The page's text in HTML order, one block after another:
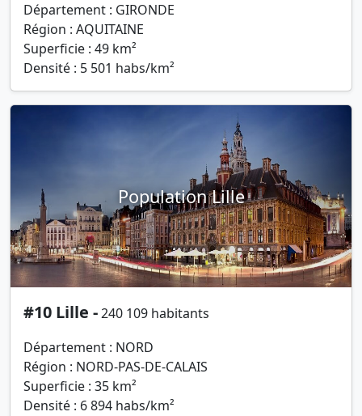
Département : GIRONDE
Région : AQUITAINE
Superficie : 49 km²
Densité : 5 501 habs/km²
Population Lille
#10 Lille -240 109 habitants
Département : NORD
Région : NORD-PAS-DE-CALAIS
Superficie : 35 km²
Densité : 6 894 habs/km²